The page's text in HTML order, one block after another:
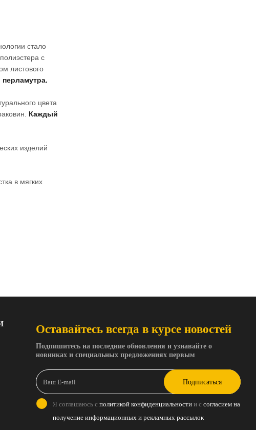
стало
с
листового
цвета
Каждый
изделий
в мягких
Оставайтесь всегда в курсе новостей
Подпишитесь на последние обновления и узнавайте о
новинках и специальных предложениях первым
Подписаться
Я соглашаюсь с политикой конфиденциальности и с согласием на
получение информационных и рекламных рассылок